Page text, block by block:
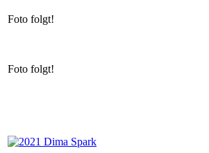
Foto folgt!
Foto folgt!